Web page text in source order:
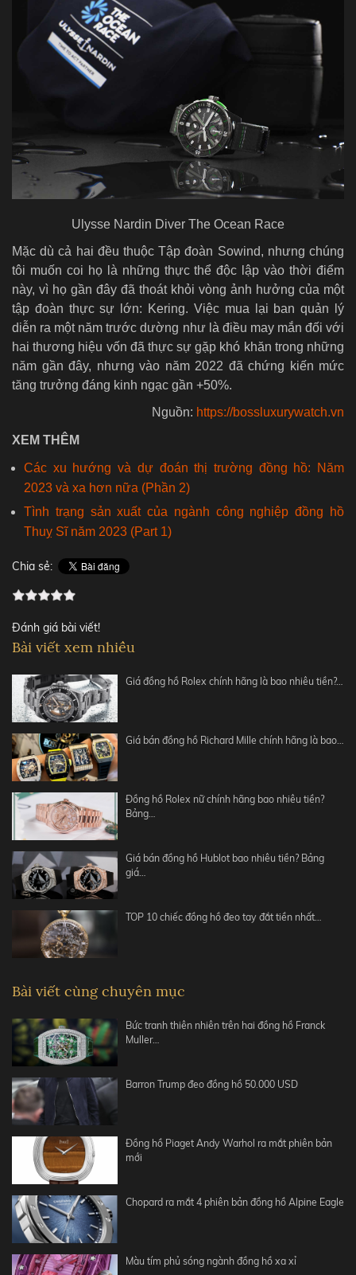
Ulysse Nardin Diver The Ocean Race
Mặc dù cả hai đều thuộc Tập đoàn Sowind, nhưng chúng
tôi muốn coi họ là những thực thể độc lập vào thời điểm
này, vì họ gần đây đã thoát khỏi vòng ảnh hưởng của một
tập đoàn thực sự lớn: Kering. Việc mua lại ban quản lý
diễn ra một năm trước dường như là điều may mắn đối với
hai thương hiệu vốn đã thực sự gặp khó khăn trong những
năm gần đây, nhưng vào năm 2022 đã chứng kiến mức
tăng trưởng đáng kinh ngạc gần +50%.
Nguồn: https://bossluxurywatch.vn
XEM THÊM
Các xu hướng và dự đoán thị trường đồng hồ: Năm
2023 và xa hơn nữa (Phần 2)
Tình trạng sản xuất của ngành công nghiệp đồng hồ
Thuỵ Sĩ năm 2023 (Part 1)
Chia sẻ:
Đánh giá bài viết!
Bài viết xem nhiều
Giá đồng hồ Rolex chính hãng là bao nhiêu tiền?…
Giá bán đồng hồ Richard Mille chính hãng là bao…
Đồng hồ Rolex nữ chính hãng bao nhiêu tiền?
Bảng…
Giá bán đồng hồ Hublot bao nhiêu tiền? Bảng
giá…
TOP 10 chiếc đồng hồ đeo tay đắt tiền nhất…
Bài viết cùng chuyên mục
Bức tranh thiên nhiên trên hai đồng hồ Franck
Muller…
Barron Trump đeo đồng hồ 50.000 USD
Đồng hồ Piaget Andy Warhol ra mắt phiên bản
mới
Chopard ra mắt 4 phiên bản đồng hồ Alpine Eagle
Màu tím phủ sóng ngành đồng hồ xa xỉ